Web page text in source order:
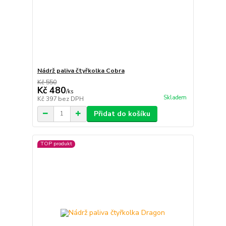
Nádrž paliva čtyřkolka Cobra
Kč 550
Kč 480/ks
Kč 397 bez DPH Skladem
Přidat do košíku
TOP produkt